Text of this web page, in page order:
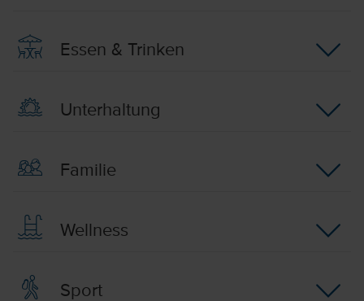
Essen & Trinken
Unterhaltung
Familie
Wellness
Sport